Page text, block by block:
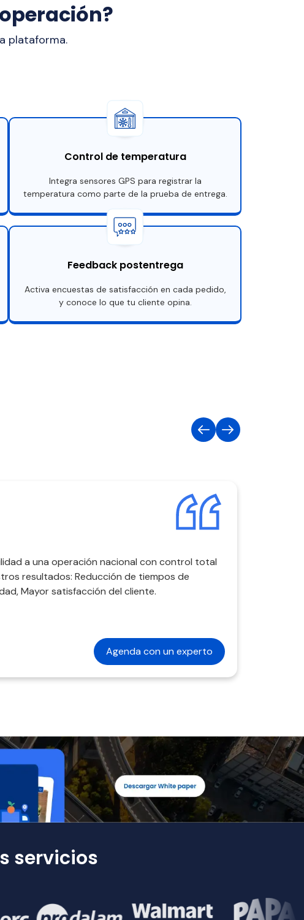
plataforma.
Control de temperatura
Integra sensores GPS para registrar la
temperatura como parte de la prueba de entrega.
Feedback postentrega
Activa encuestas de satisfacción en cada pedido,
y conoce lo que tu cliente opina.
a una operación nacional con control total
resultados: Reducción de tiempos de
Mayor satisfacción del cliente.
Agenda con un experto
servicios